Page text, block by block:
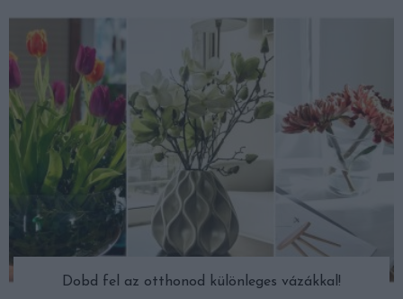
Dobd fel az otthonod különleges vázákkal!